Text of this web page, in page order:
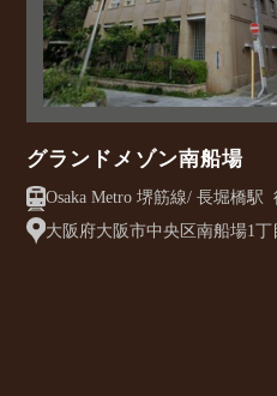
グランドメゾン南船場
大阪府大阪市中央区南船場1丁